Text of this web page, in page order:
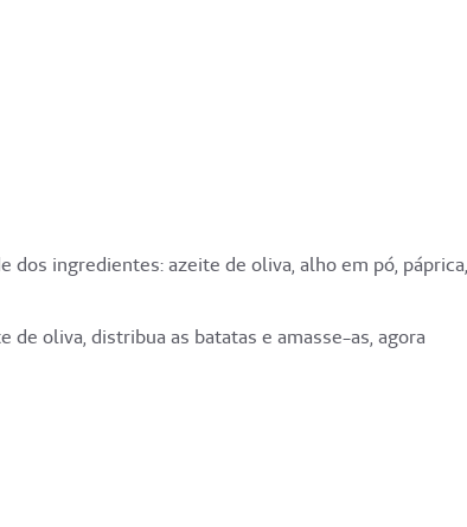
dos ingredientes: azeite de oliva, alho em pó,
oliva, distribua as batatas e amasse-as, agora